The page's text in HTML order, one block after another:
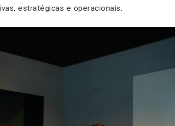
estratégicas e operacionais.